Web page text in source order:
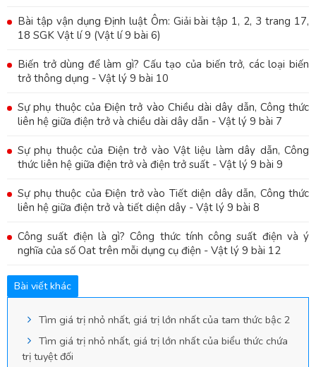
Bài tập vận dụng Định luật Ôm: Giải bài tập 1, 2, 3 trang 17,
18 SGK Vật lí 9 (Vật lí 9 bài 6)
Biến trở dùng để làm gì? Cấu tạo của biến trở, các loại biến
trở thông dụng - Vật lý 9 bài 10
Sự phụ thuộc của Điện trở vào Chiều dài dây dẫn, Công thức
liên hệ giữa điện trở và chiều dài dây dẫn - Vật lý 9 bài 7
Sự phụ thuộc của Điện trở vào Vật liệu làm dây dẫn, Công
thức liên hệ giữa điện trở và điện trở suất - Vật lý 9 bài 9
Sự phụ thuộc của Điện trở vào Tiết diện dây dẫn, Công thức
liên hệ giữa điện trở và tiết diện dây - Vật lý 9 bài 8
Công suất điện là gì? Công thức tính công suất điện và ý
nghĩa của số Oat trên mỗi dụng cụ điện - Vật lý 9 bài 12
Bài viết khác
Tìm giá trị nhỏ nhất, giá trị lớn nhất của tam thức bậc 2
Tìm giá trị nhỏ nhất, giá trị lớn nhất của biểu thức chứa
trị tuyệt đối